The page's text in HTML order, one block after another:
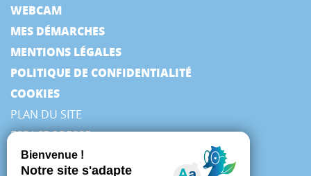
WEBCAM
MES DÉMARCHES
MENTIONS LÉGALES
POLITIQUE DE CONFIDENTIALITÉ
COOKIES
PLAN DU SITE
ESPACE PRESSE